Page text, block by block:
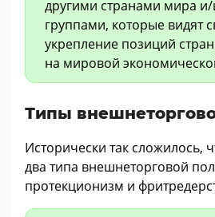
другими странами мира
группами, которые видят
укрепление позиций
на мировой
Типы
Исторически так сложилось,
два типа внешнеторговой
протекционизм и